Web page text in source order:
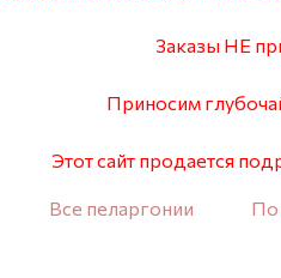
Заказы НЕ
Приносим
Этот сайт продается
Все пеларгонии По